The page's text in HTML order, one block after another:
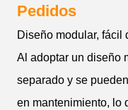
Pedidos
Diseño modular, fácil
Al adoptar un diseño
separado y se
en mantenimiento, lo